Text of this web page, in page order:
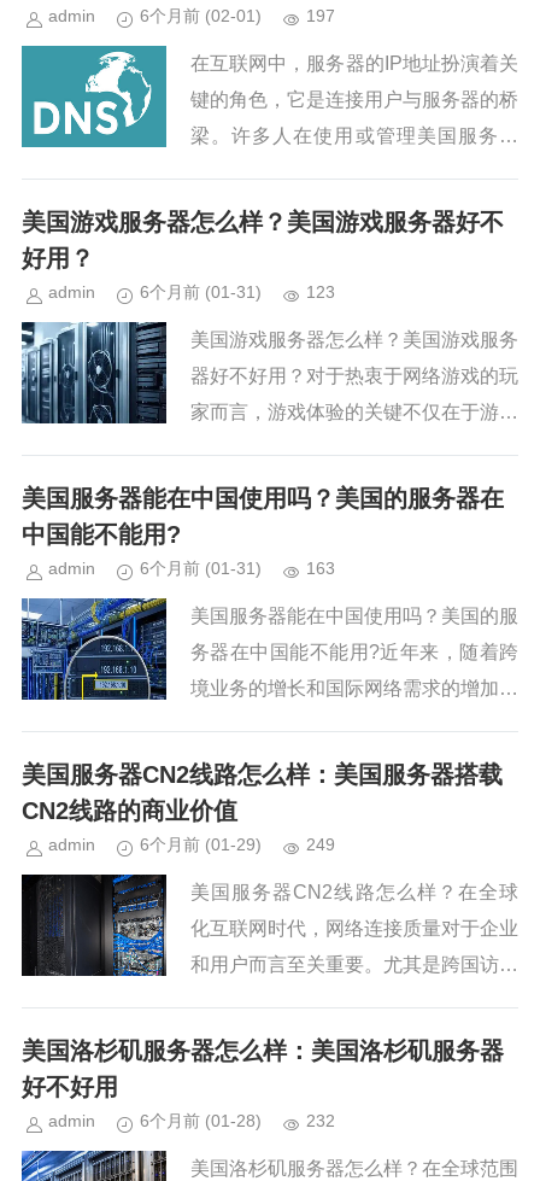
admin 6个月前 (02-01) 197
在互联网中，服务器的IP地址扮演着关
键的角色，它是连接用户与服务器的桥
梁。许多人在使用或管理美国服务器
求。那么，美国服务器的IP地址是如何
美国游戏服务器怎么样？美国游戏服务器好不
好用？
admin 6个月前 (01-31) 123
美国游戏服务器怎么样？美国游戏服务
器好不好用？对于热衷于网络游戏的玩
家而言，游戏体验的关键不仅在于游戏
的流畅性。无论是通过组队合作还是在
美国服务器能在中国使用吗？美国的服务器在
中国能不能用?
admin 6个月前 (01-31) 163
美国服务器能在中国使用吗？美国的服
务器在中国能不能用?近年来，随着跨
境业务的增长和国际网络需求的增加，
器。然而，由于中国对某些国外网站的
访问限制，很多人误以为美国的服...
美国服务器CN2线路怎么样：美国服务器搭载
CN2线路的商业价值
admin 6个月前 (01-29) 249
美国服务器CN2线路怎么样？在全球
化互联网时代，网络连接质量对于企业
和用户而言至关重要。尤其是跨国访问
用户体验的关键因素。美国服务器搭载
美国洛杉矶服务器怎么样：美国洛杉矶服务器
好不好用
admin 6个月前 (01-28) 232
美国洛杉矶服务器怎么样？在全球范围